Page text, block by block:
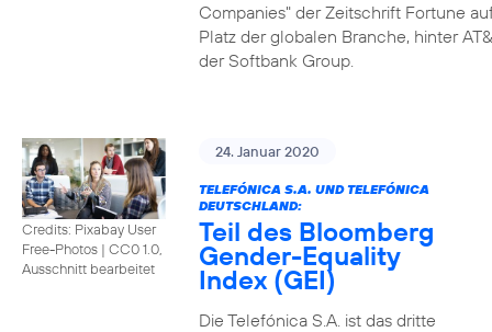
Companies" der Zeitschrift Fortune
Platz der globalen Branche, hinter
der Softbank Group.
Credits: Pixabay User
Free-Photos | CC0 1.0,
Ausschnitt bearbeitet
24. Januar 2020
TELEFÓNICA S.A. UND TELEFÓNICA
DEUTSCHLAND:
Teil des Bloomberg
Gender-Equality
Index (GEI)
Die Telefónica S.A. ist das dritte